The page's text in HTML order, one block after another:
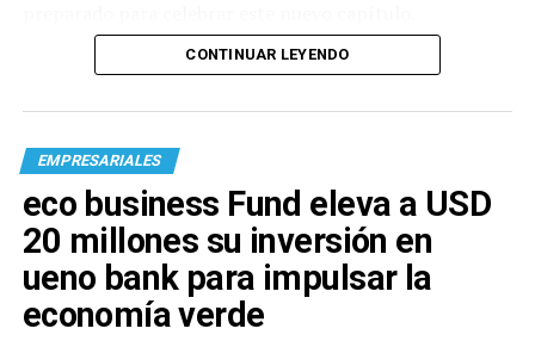
CONTINUAR LEYENDO
EMPRESARIALES
eco business Fund eleva a USD
20 millones su inversión en
ueno bank para impulsar la
economía verde